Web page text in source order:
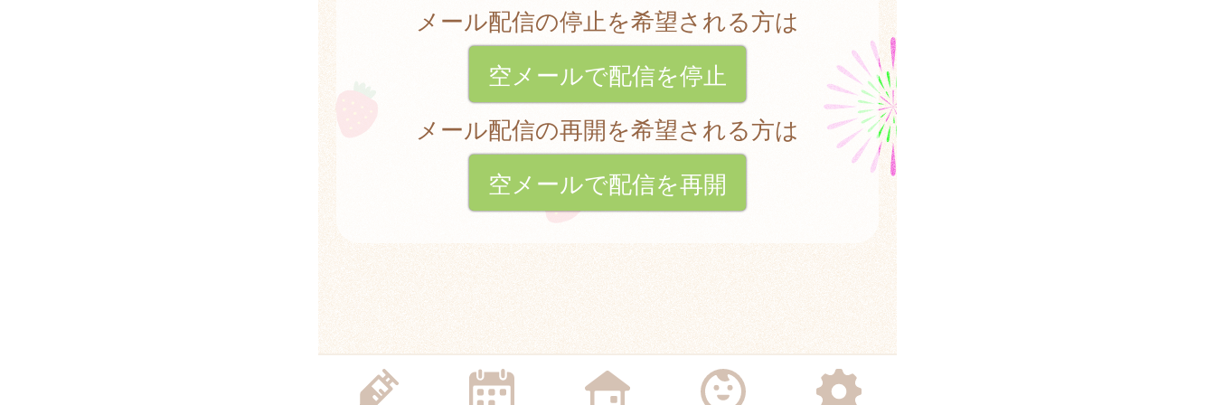
メール配信の停止を希望される方は
空メールで配信を停止
メール配信の再開を希望される方は
空メールで配信を再開